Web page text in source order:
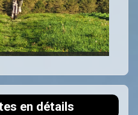
en détails